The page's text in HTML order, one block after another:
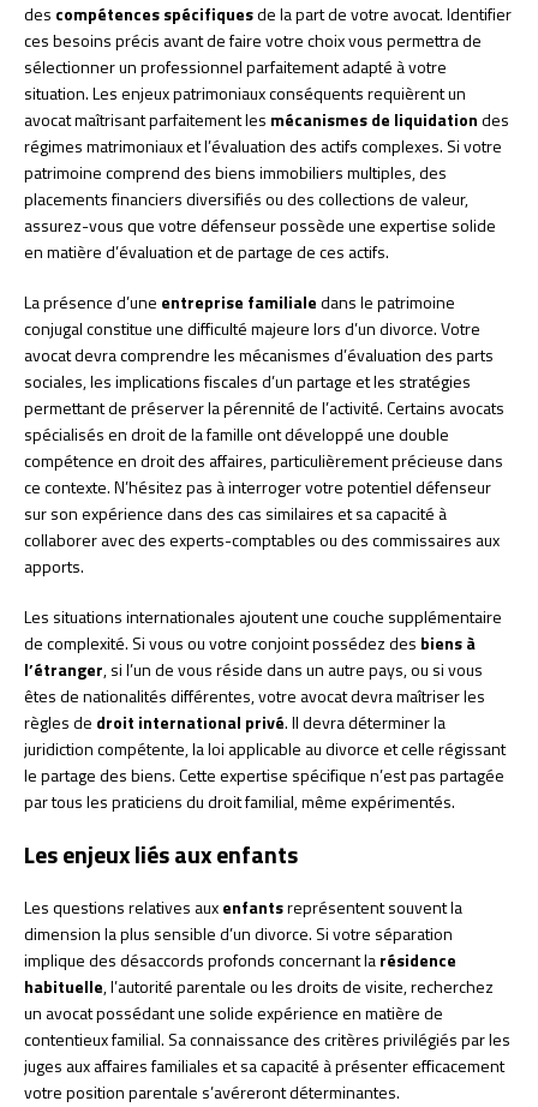
des compétences spécifiquesde la part de votre avocat. Identifier
ces besoins précis avant de faire votre choix vous permettra de
sélectionner un professionnel parfaitement adapté à votre
situation. Les enjeux patrimoniaux conséquents requièrent un
avocat maîtrisant parfaitement les mécanismes de liquidationdes
régimes matrimoniaux et l’évaluation des actifs complexes. Si votre
patrimoine comprend des biens immobiliers multiples, des
placements financiers diversifiés ou des collections de valeur,
assurez-vous que votre défenseur possède une expertise solide
en matière d’évaluation et de partage de ces actifs.
La présence d’une entreprise familialedans le patrimoine
conjugal constitue une difficulté majeure lors d’un divorce. Votre
avocat devra comprendre les mécanismes d’évaluation des parts
sociales, les implications fiscales d’un partage et les stratégies
permettant de préserver la pérennité de l’activité. Certains avocats
spécialisés en droit de la famille ont développé une double
compétence en droit des affaires, particulièrement précieuse dans
ce contexte. N’hésitez pas à interroger votre potentiel défenseur
sur son expérience dans des cas similaires et sa capacité à
collaborer avec des experts-comptables ou des commissaires aux
apports.
Les situations internationales ajoutent une couche supplémentaire
de complexité. Si vous ou votre conjoint possédez des biens à
l’étranger, si l’un de vous réside dans un autre pays, ou si vous
êtes de nationalités différentes, votre avocat devra maîtriser les
règles de droit international privé. Il devra déterminer la
juridiction compétente, la loi applicable au divorce et celle régissant
le partage des biens. Cette expertise spécifique n’est pas partagée
par tous les praticiens du droit familial, même expérimentés.
Les enjeux liés aux enfants
Les questions relatives auxenfantsreprésentent souvent la
dimension la plus sensible d’un divorce. Si votre séparation
implique des désaccords profonds concernant larésidence
habituelle, l’autorité parentale ou les droits de visite, recherchez
un avocat possédant une solide expérience en matière de
contentieux familial. Sa connaissance des critères privilégiés par les
juges aux affaires familiales et sa capacité à présenter efficacement
votre position parentale s’avéreront déterminantes.